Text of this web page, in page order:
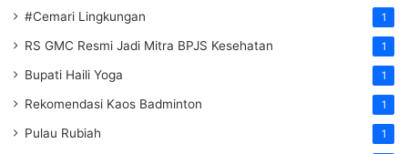
#Cemari Lingkungan 1
RS GMC Resmi Jadi Mitra BPJS Kesehatan 1
Bupati Haili Yoga 1
Rekomendasi Kaos Badminton 1
Pulau Rubiah 1